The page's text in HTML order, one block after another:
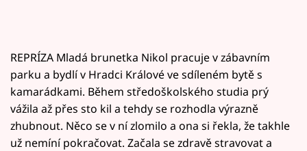
REPRÍZA Mladá brunetka Nikol pracuje v zábavním
parku a bydlí v Hradci Králové ve sdíleném bytě s
kamarádkami. Během středoškolského studia prý
vážila až přes sto kil a tehdy se rozhodla výrazně
zhubnout. Něco se v ní zlomilo a ona si řekla, že takhle
už nemíní pokračovat. Začala se zdravě stravovat a